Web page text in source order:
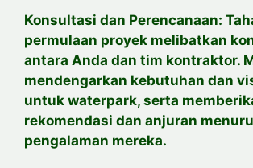
Konsultasi dan Perencanaan:
permulaan proyek melibatkan
antara Anda dan tim kontraktor.
mendengarkan kebutuhan dan
untuk waterpark, serta
rekomendasi dan anjuran
pengalaman mereka.